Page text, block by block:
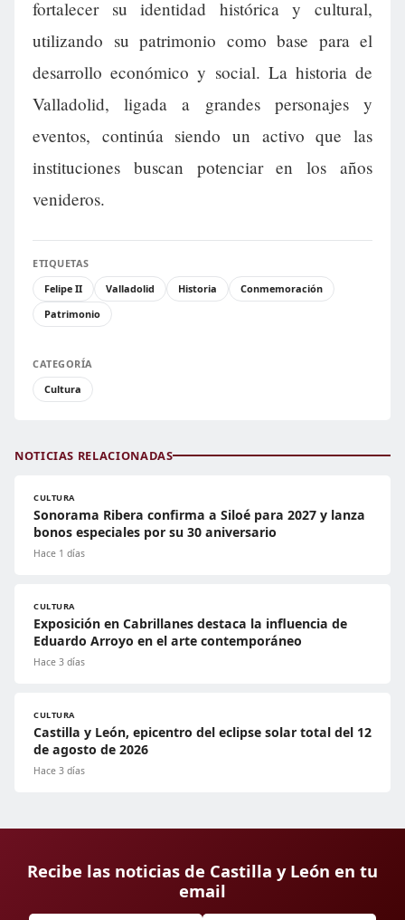
fortalecer su identidad histórica y cultural,
utilizando su patrimonio como base para el
desarrollo económico y social. La historia de
Valladolid, ligada a grandes personajes y
eventos, continúa siendo un activo que las
instituciones buscan potenciar en los años
venideros.
ETIQUETAS
Felipe II
Valladolid Historia
Conmemoración
Patrimonio
CATEGORÍA
Cultura
NOTICIAS RELACIONADAS
CULTURA
Sonorama Ribera confirma a Siloé para 2027 y lanza
bonos especiales por su 30 aniversario
Hace 1 días
CULTURA
Exposición en Cabrillanes destaca la influencia de
Eduardo Arroyo en el arte contemporáneo
Hace 3 días
CULTURA
Castilla y León, epicentro del eclipse solar total del 12
de agosto de 2026
Hace 3 días
Recibe las noticias de Castilla y León en tu
email